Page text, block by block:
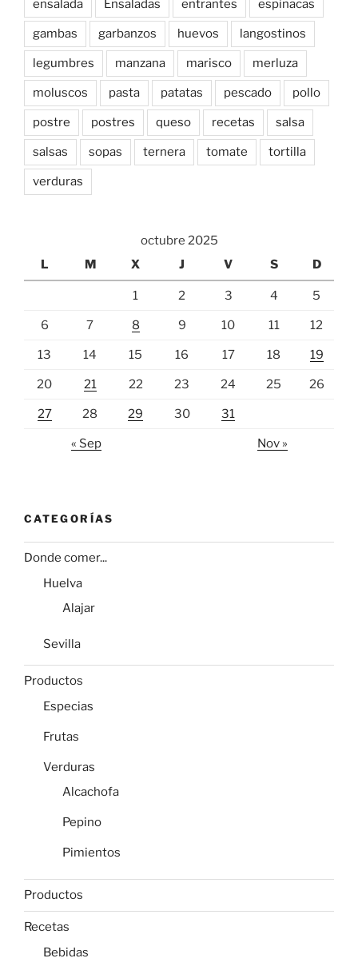
ensalada Ensaladas entrantes espinacas
gambas garbanzos huevos langostinos
legumbres manzana marisco merluza
moluscos pasta patatas pescado pollo
postre postres queso recetas salsa
salsas sopas ternera tomate tortilla
verduras
octubre 2025
L
M X J V S D
1 2 3 4 5
6 7 8 9 10 11 12
13 14 15 16 17 18 19
20 21 22 23 24 25 26
27 28 29 30 31
« Sep Nov »
CATEGORÍAS
Donde comer...
Huelva
Alajar
Sevilla
Productos
Especias
Frutas
Verduras
Alcachofa
Pepino
Pimientos
Productos
Recetas
Bebidas